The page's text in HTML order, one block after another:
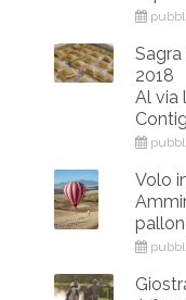
Sagra
2018
Al via
Volo